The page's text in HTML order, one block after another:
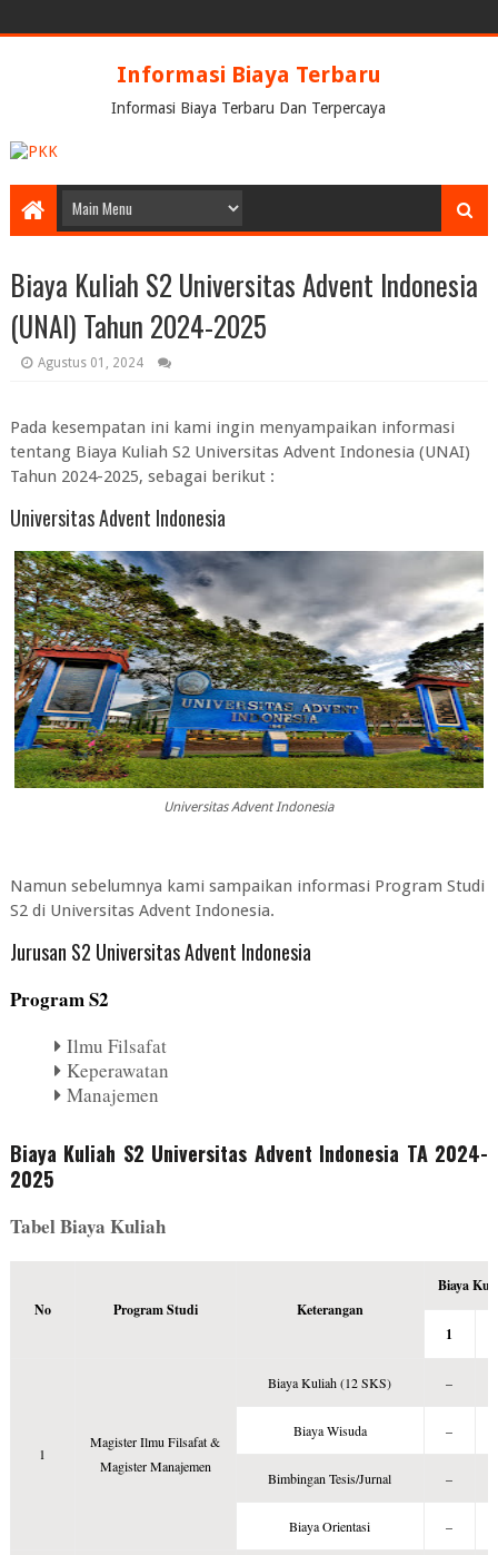
Informasi Biaya Terbaru
Informasi Biaya Terbaru Dan Terpercaya
Biaya Kuliah S2 Universitas Advent Indonesia
(UNAI) Tahun 2024-2025
Agustus 01, 2024
Pada kesempatan ini kami ingin menyampaikan informasi
tentang Biaya Kuliah S2 Universitas Advent Indonesia (UNAI)
Tahun 2024-2025, sebagai berikut :
Universitas Advent Indonesia
Universitas Advent Indonesia
Namun sebelumnya kami sampaikan informasi Program Studi
S2 di Universitas Advent Indonesia.
Jurusan S2 Universitas Advent Indonesia
Program S2
Ilmu Filsafat
Keperawatan
Manajemen
Biaya Kuliah S2 Universitas Advent Indonesia TA 2024-
2025
Tabel Biaya Kuliah
No Program Studi Keterangan
Biaya
1
1
Magister Ilmu Filsafat &
Magister Manajemen
Biaya Kuliah (12 SKS) –
Biaya Wisuda –
Bimbingan Tesis/Jurnal –
Biaya Orientasi –